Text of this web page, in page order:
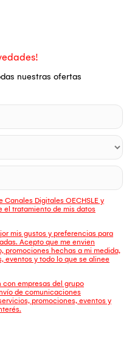
nuestras ofertas
Digitales OECHSLE y
el tratamiento de mis datos
mis gustos y preferencias para
Acepto que me envien
promociones hechas a mi medida,
eventos y todo lo que se alinee
empresas del grupo
de comunicaciones
promociones, eventos y